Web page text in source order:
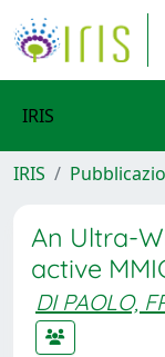
IRIS
IRIS
An Ultra-
active
DI PAOLO,